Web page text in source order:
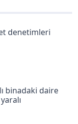
denetimleri
binadaki daire